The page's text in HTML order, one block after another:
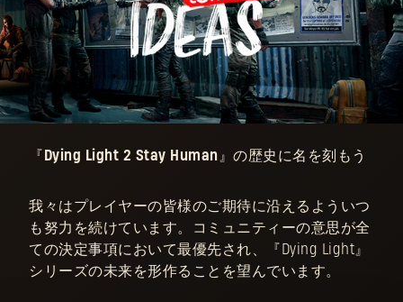
『Dying Light 2 Stay Human』の歴史に名を刻もう
我々はプレイヤーの皆様のご期待に沿えるよういつ
も努力を続けています。コミュニティーの意思が全
ての決定事項において最優先され、『Dying Light』
シリーズの未来を形作ることを望んでいます。